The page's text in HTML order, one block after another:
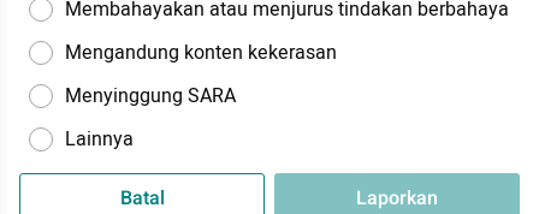
Membahayakan atau menjurus tindakan berbahaya
Mengandung konten kekerasan
Menyinggung SARA
Lainnya
Batal Laporkan